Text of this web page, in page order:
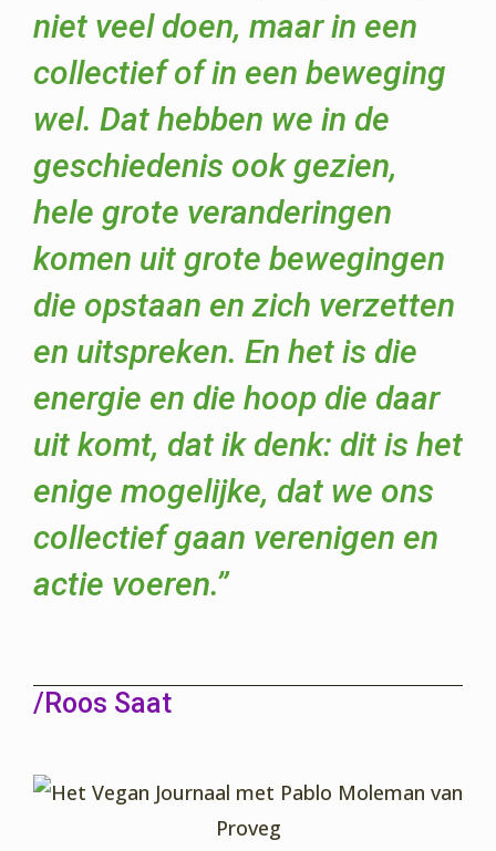
niet veel doen, maar in een
collectief of in een beweging
wel. Dat hebben we in de
geschiedenis ook gezien,
hele grote veranderingen
komen uit grote bewegingen
die opstaan en zich verzetten
en uitspreken. En het is die
energie en die hoop die daar
uit komt, dat ik denk: dit is het
enige mogelijke, dat we ons
collectief gaan verenigen en
actie voeren.”
/Roos Saat